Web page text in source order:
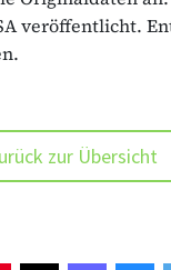
veröffentlicht.
zur Übersicht